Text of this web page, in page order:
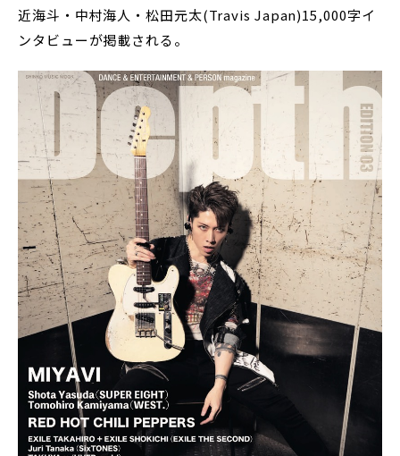
近海斗・中村海人・松田元太(Travis Japan)15,000字イ
ンタビューが掲載される。